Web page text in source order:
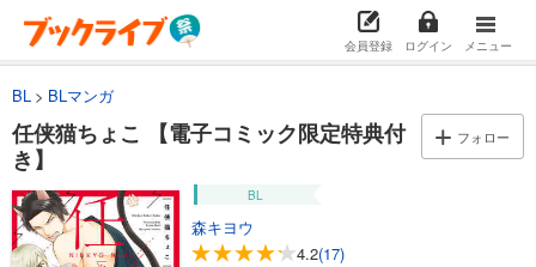
会員登録 ログイン メニュー
BL BLマンガ
任侠猫ちょこ 【電子コミック限定特典付
き】
フォロー
BL
森キヨウ
4.2(17)